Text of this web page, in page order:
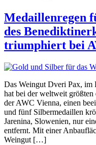
Medaillenregen
des
triumphiert bei
Das Weingut Dveri Pax, im
hat bei der weltweit
der AWC Vienna, einen
und fünf Silbermedaillen
Jarenina, Slowenien, nur
entfernt. Mit einer
Weingut […]